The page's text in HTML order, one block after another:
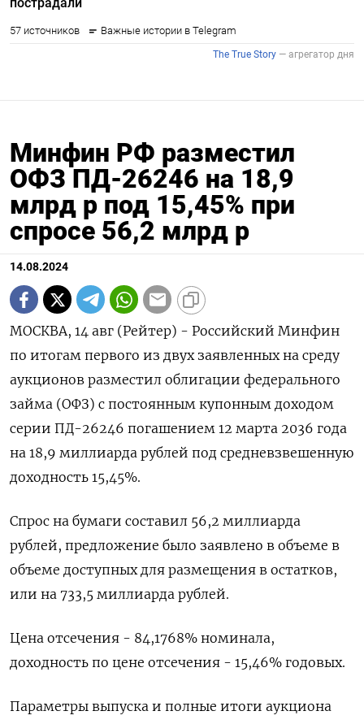
Минфин РФ разместил
ОФЗ ПД-26246 на 18,9
млрд р под 15,45% при
спросе 56,2 млрд р
14.08.2024
МОСКВА, 14 авг (Рейтер) - Российский Минфин
по итогам первого из двух заявленных на среду
аукционов разместил облигации федерального
займа (ОФЗ) с постоянным купонным доходом
серии ПД-26246 погашением 12 марта 2036 года
на 18,9 миллиарда рублей под средневзвешенную
доходность 15,45%.
Спрос на бумаги составил 56,2 миллиарда
рублей, предложение было заявлено в объеме в
объеме доступных для размещения в остатков,
или на 733,5 миллиарда рублей.
Цена отсечения - 84,1768% номинала,
доходность по цене отсечения - 15,46% годовых.
Параметры выпуска и полные итоги аукциона